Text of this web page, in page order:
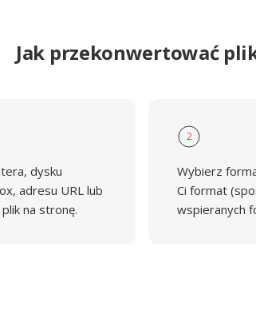
Jak przekonwertować
dysku
adresu URL lub
na stronę.
2
Wybierz
Ci format
wspieranych